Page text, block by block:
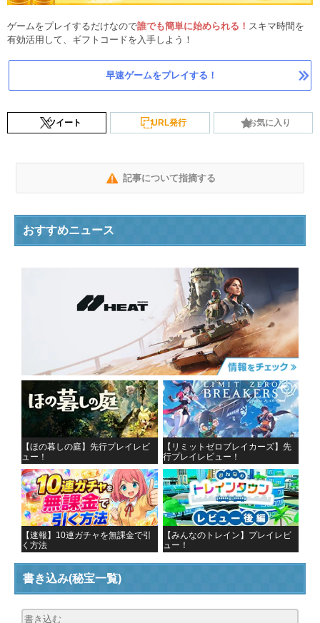
ゲームをプレイするだけなので誰でも簡単に始められる！ スキマ時間を
有効活用して、ギフトコードを入手しよう！
早速ゲームをプレイする！
ツイート URL発行 お気に入り
記事について指摘する
おすすめニュース
【ほの暮しの庭】先行プレイレビ
ュー！
【リミットゼロブレイカーズ】先
行プレイレビュー！
【速報】10連ガチャを無課金で引
く方法
【みんなのトレイン】プレイレビ
ュー！
書き込み(秘宝一覧)